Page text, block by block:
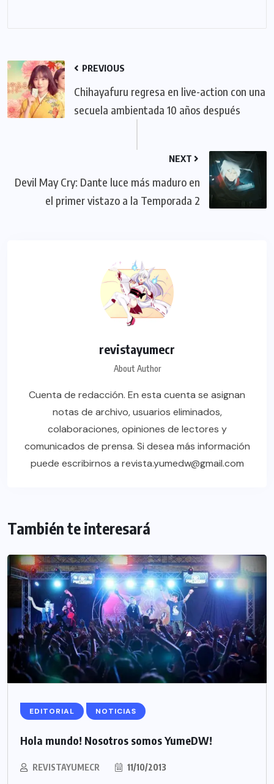
PREVIOUS
Chihayafuru regresa en live-action con una
secuela ambientada 10 años después
NEXT
Devil May Cry: Dante luce más maduro en
el primer vistazo a la Temporada 2
revistayumecr
About Author
Cuenta de redacción. En esta cuenta se asignan
notas de archivo, usuarios eliminados,
colaboraciones, opiniones de lectores y
comunicados de prensa. Si desea más información
puede escribirnos a revista.yumedw@gmail.com
También te interesará
EDITORIAL NOTICIAS
Hola mundo! Nosotros somos YumeDW!
REVISTAYUMECR 11/10/2013